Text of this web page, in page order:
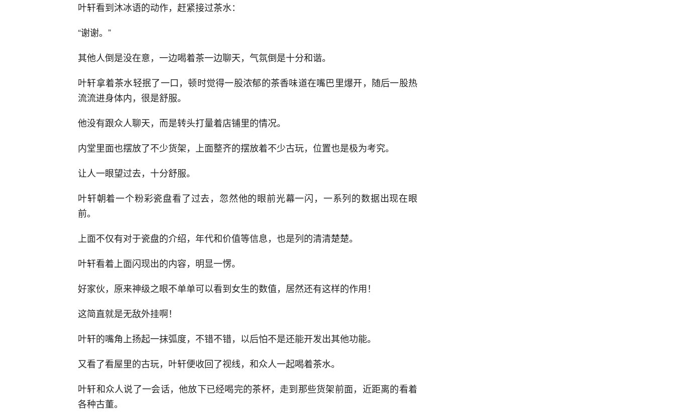
叶轩看到沐冰语的动作，赶紧接过茶水：
“谢谢。”
其他人倒是没在意，一边喝着茶一边聊天，气氛倒是十分和谐。
叶轩拿着茶水轻抿了一口，顿时觉得一股浓郁的茶香味道在嘴巴里爆开，随后一股热
流流进身体内，很是舒服。
他没有跟众人聊天，而是转头打量着店铺里的情况。
内堂里面也摆放了不少货架，上面整齐的摆放着不少古玩，位置也是极为考究。
让人一眼望过去，十分舒服。
叶轩朝着一个粉彩瓷盘看了过去，忽然他的眼前光幕一闪，一系列的数据出现在眼
前。
上面不仅有对于瓷盘的介绍，年代和价值等信息，也是列的清清楚楚。
叶轩看着上面闪现出的内容，明显一愣。
好家伙，原来神级之眼不单单可以看到女生的数值，居然还有这样的作用！
这简直就是无敌外挂啊！
叶轩的嘴角上扬起一抹弧度，不错不错，以后怕不是还能开发出其他功能。
又看了看屋里的古玩，叶轩便收回了视线，和众人一起喝着茶水。
叶轩和众人说了一会话，他放下已经喝完的茶杯，走到那些货架前面，近距离的看着
各种古董。